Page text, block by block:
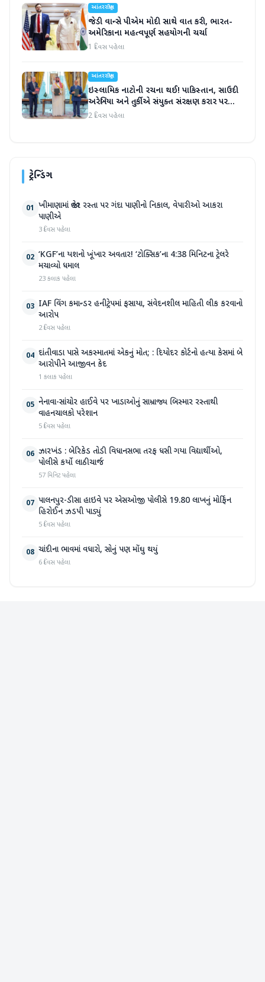
આંતરરાષ્ટ્રીય
જેડી વાન્સે પીએમ મોદી સાથે વાત કરી, ભારત-
અમેરિકાના મહત્વપૂર્ણ સહયોગની ચર્ચા
1 દિવસ પહેલા
આંતરરાષ્ટ્રીય
ઇસ્લામિક નાટોની રચના થઈ! પાકિસ્તાન, સાઉદી
અરેબિયા અને તુર્કીએ સંયુક્ત સંરક્ષણ કરાર પર
હસ્તાક્ષર
2 દિવસ પહેલા
ટ્રેન્ડિંગ
01 ખીમાણામાં જાહેર રસ્તા પર ગંદા પાણીનો નિકાલ, વેપારીઓ આકરા
પાણીએ
3 દિવસ પહેલા
02 ‘KGF’ના યશનો ખૂંખાર અવતાર! ‘ટોક્સિક’ના 4:38 મિનિટના ટ્રેલરે
મચાવ્યો ધમાલ
23 કલાક પહેલા
03 IAF વિંગ કમાન્ડર હનીટ્રેપમાં ફસાયા, સંવેદનશીલ માહિતી લીક કરવાનો
આરોપ
2 દિવસ પહેલા
04 દાંતીવાડા પાસે અકસ્માતમાં એકનું મોત; : દિયોદર કોર્ટનો હત્યા કેસમાં બે
આરોપીને આજીવન કેદ
1 કલાક પહેલા
05 નેનાવા-સાંચોર હાઈવે પર ખાડાઓનું સામ્રાજ્ય બિસ્માર રસ્તાથી
વાહનચાલકો પરેશાન
5 દિવસ પહેલા
06 ઝારખંડ : બેરિકેડ તોડી વિધાનસભા તરફ ધસી ગયા વિદ્યાર્થીઓ,
પોલીસે કર્યો લાઠીચાર્જ
57 મિનિટ પહેલા
07 પાલનપુર-ડીસા હાઇવે પર એસઓજી પોલીસે 19.80 લાખનું મોર્ફિન
હિરોઈન ઝડપી પાડ્યું
5 દિવસ પહેલા
08 ચાંદીના ભાવમાં વધારો, સોનું પણ મોંઘુ થયું
6 દિવસ પહેલા